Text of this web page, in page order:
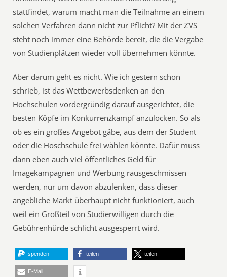
stattfindet, warum macht man die Teilnahme an einem
solchen Verfahren dann nicht zur Pflicht? Mit der ZVS
steht noch immer eine Behörde bereit, die die Vergabe
von Studienplätzen wieder voll übernehmen könnte.
Aber darum geht es nicht. Wie ich gestern schon
schrieb, ist das Wettbewerbsdenken an den
Hochschulen vordergründig darauf ausgerichtet, die
besten Köpfe im Konkurrenzkampf anzulocken. So als
ob es ein großes Angebot gäbe, aus dem der Student
oder die Hoschschule frei wählen könnte. Dafür muss
dann eben auch viel öffentliches Geld für
Imagekampagnen und Werbung rausgeschmissen
werden, nur um davon abzulenken, dass dieser
angebliche Markt überhaupt nicht funktioniert, auch
weil ein Großteil von Studierwilligen durch die
Gebührenhürde schlicht ausgesperrt wird.
spenden teilen teilen
E-Mail